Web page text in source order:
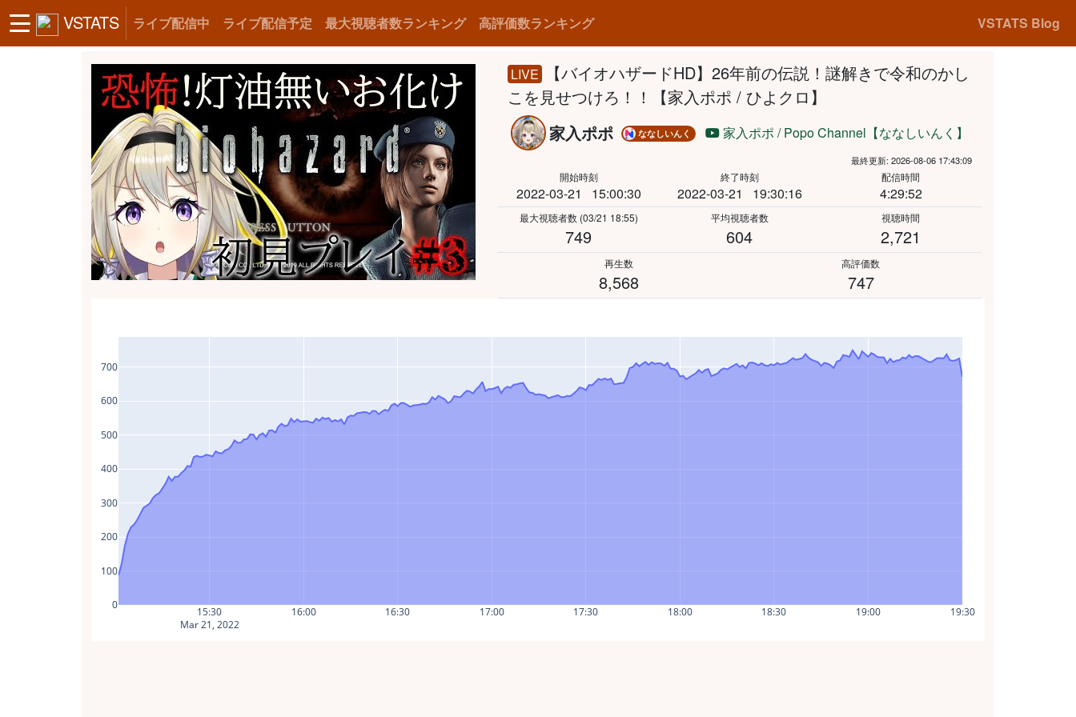
VSTATS ライブ配信中 ライブ配信予定 最大視聴者数ランキング 高評価数ランキング VSTATS Blog
LIVE
【バイオハザードHD】26年前の伝説！謎解きで令和のかし
こを見せつけろ！！【家入ポポ / ひよクロ】
家入ポポ
ななしいんく 家入ポポ / Popo Channel【ななしいんく】
最終更新: 2026-08-06 17:43:09
開始時刻
2022-03-21 15:00:30
終了時刻
2022-03-21 19:30:16
配信時間
4:29:52
最大視聴者数 (03/21 18:55)
749
平均視聴者数
604
視聴時間
2,721
再生数
8,568
高評価数
747
15:30
Mar 21, 2022
16:00 16:30 17:00 17:30 18:00 18:30 19:00 19:30
0
100
200
300
400
500
600
700